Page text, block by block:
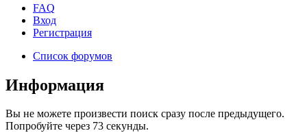
FAQ
Вход
Регистрация
Список форумов
Информация
Вы не можете произвести поиск сразу после предыдущего.
Попробуйте через 73 секунды.